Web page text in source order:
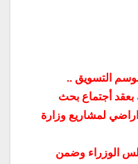
التسويق ..
بعقد أجتماع بحث
اراضي لمشاريع وزارة
الوزراء وضمن